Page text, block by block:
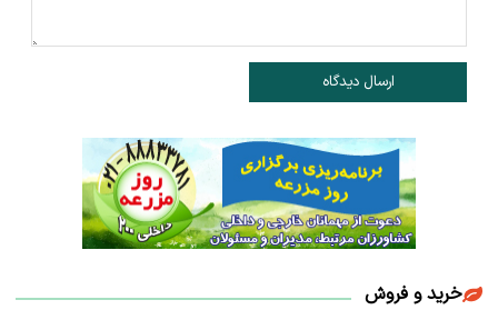
ارسال دیدگاه
خرید و فروش